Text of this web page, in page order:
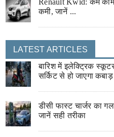
Renault Kwid: कम
कमी, जानें ...
LATEST ARTICLES
बारिश में इलेक्ट्रिक स्कूटर
सर्किट से हो जाएगा कबाड़
डीसी फास्ट चार्जर का
जानें सही तरीका